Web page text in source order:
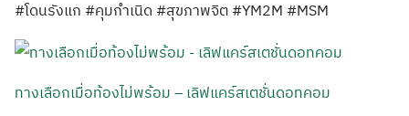
#โดนรังแก #คุมกำเนิด #สุขภาพจิต #YM2M #MSM
ทางเลือกเมื่อท้องไม่พร้อม – เลิฟแคร์สเตชั่นดอทคอม